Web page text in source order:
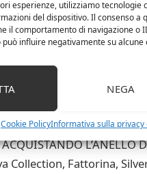
esperienze, utilizziamo tecnologie
del dispositivo. Il consenso a
il comportamento di navigazione o
influire negativamente su
NEGA
Cookie PolicyInformativa sulla
L’ANELLO
Collection, Fattorina,